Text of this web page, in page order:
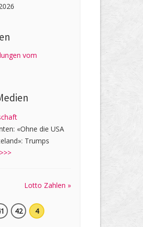
vom
«Ohne die USA
Trumps
>>>
Lotto Zahlen »
42 4